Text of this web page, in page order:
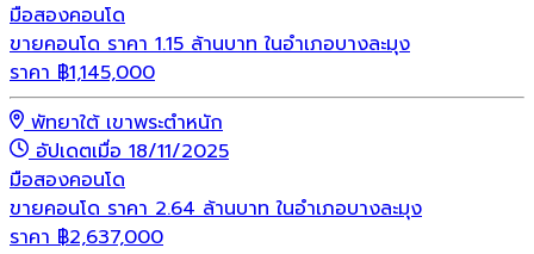
มือสองคอนโด
ขายคอนโด ราคา 1.15 ล้านบาท ในอำเภอบางละมุง
ราคา ฿1,145,000
พัทยาใต้ เขาพระตำหนัก
อัปเดตเมื่อ 18/11/2025
มือสองคอนโด
ขายคอนโด ราคา 2.64 ล้านบาท ในอำเภอบางละมุง
ราคา ฿2,637,000